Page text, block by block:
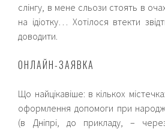
слінгу, в мене сльози стоять в
на ідіотку… Хотілося втекти
доводити.
ОНЛАЙН-ЗАЯВКА
Що найцікавіше: в кількох
оформлення допомоги при
(в Дніпрі, до прикладу, –